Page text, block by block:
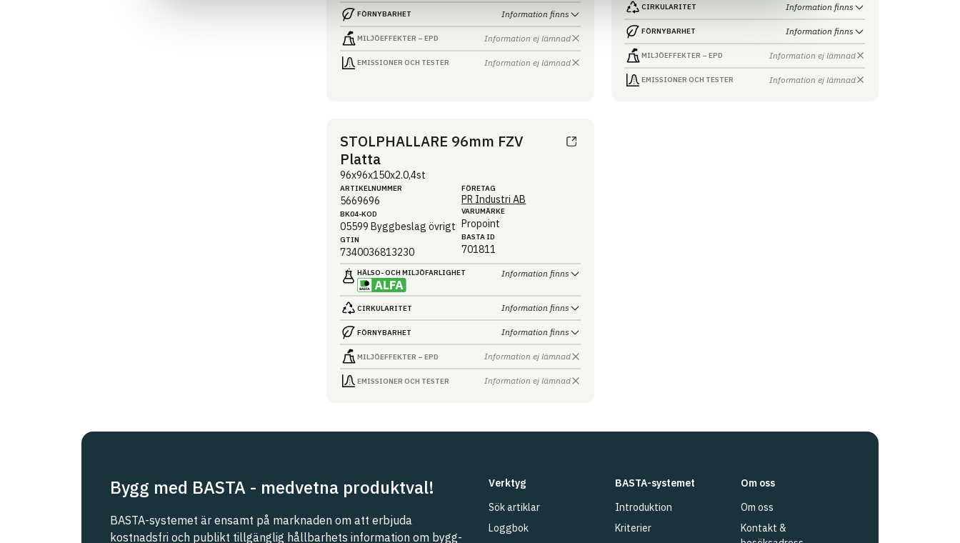
FÖRNYBARHET Information finns
MILJÖEFFEKTER – EPD Information ej lämnad
EMISSIONER OCH TESTER Information ej lämnad
CIRKULARITET Information finns
FÖRNYBARHET Information finns
MILJÖEFFEKTER – EPD Information ej lämnad
EMISSIONER OCH TESTER Information ej lämnad
STOLPHALLARE 96mm FZV
Platta
96x96x150x2.0,4st
ARTIKEL­NUMMER
5669696
BK04-KOD
05599 Byggbeslag övrigt
GTIN
7340036813230
FÖRETAG
PR Industri AB
VARUMÄRKE
Propoint
BASTA ID
701811
HÄLSO- OCH MILJÖ­FARLIGHET Information finns
CIRKULARITET Information finns
FÖRNYBARHET Information finns
MILJÖEFFEKTER – EPD Information ej lämnad
EMISSIONER OCH TESTER Information ej lämnad
Bygg med BASTA - medvetna produktval!
BASTA-systemet är ensamt på marknaden om att erbjuda
kostnadsfri och publikt tillgänglig hållbarhets information om bygg-
Verktyg
Sök artiklar
Loggbok
BASTA-systemet
Introduktion
Kriterier
Om oss
Om oss
Kontakt &